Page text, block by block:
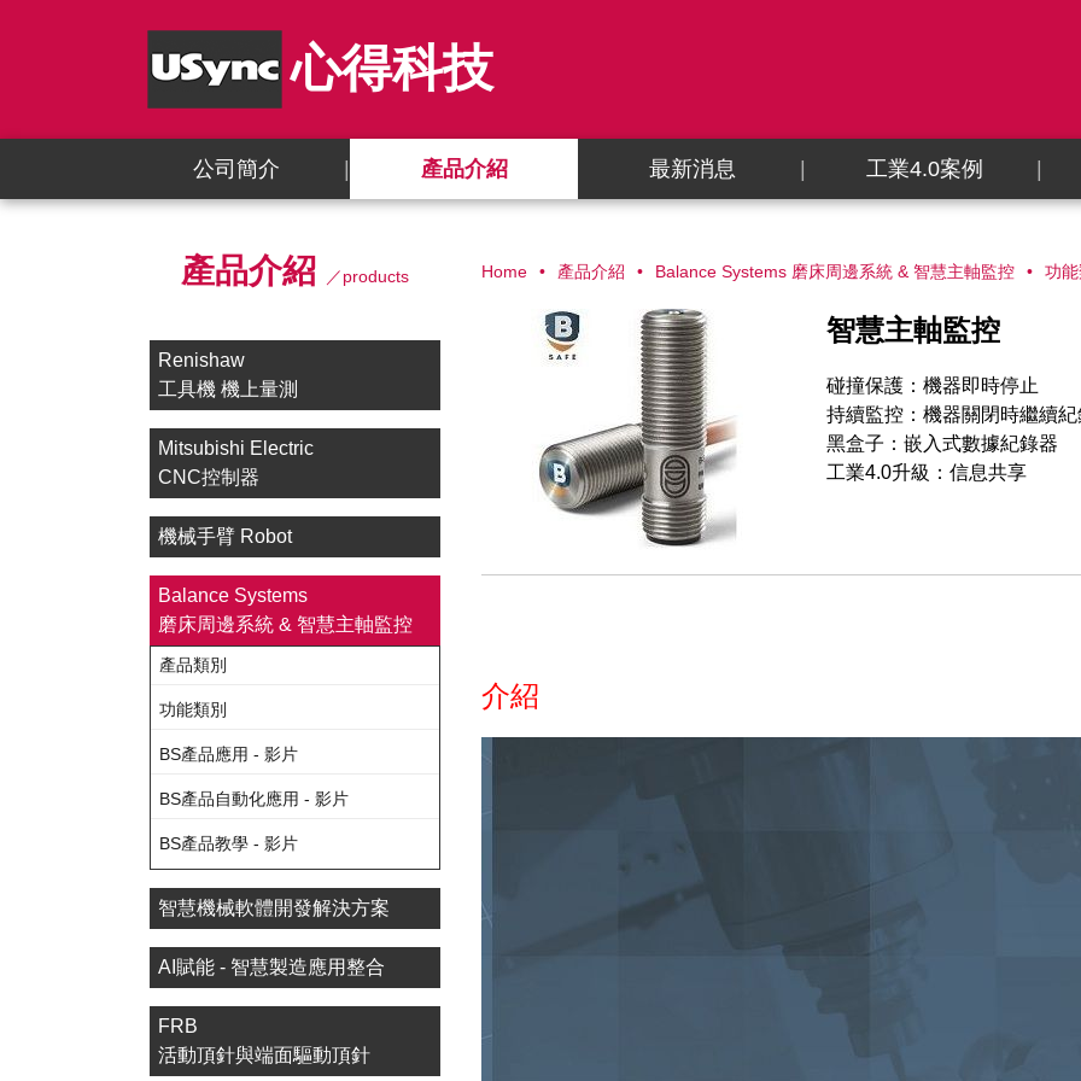
心得科技
公司簡介 產品介紹 最新消息 工業4.0案例
產品介紹 ／products
Renishaw
工具機 機上量測
Mitsubishi Electric
CNC控制器
機械手臂 Robot
Balance Systems
磨床周邊系統 & 智慧主軸監控
產品類別
功能類別
BS產品應用 - 影片
BS產品自動化應用 - 影片
BS產品教學 - 影片
智慧機械軟體開發解決方案
AI賦能 - 智慧製造應用整合
FRB
活動頂針與端面驅動頂針
Home 產品介紹 Balance Systems 磨床周邊系統 & 智慧主軸監控 功
智慧主軸監控
碰撞保護：機器即時停止
持續監控：機器關閉時繼續
黑盒子：嵌入式數據紀錄器
工業4.0升級：信息共享
介紹